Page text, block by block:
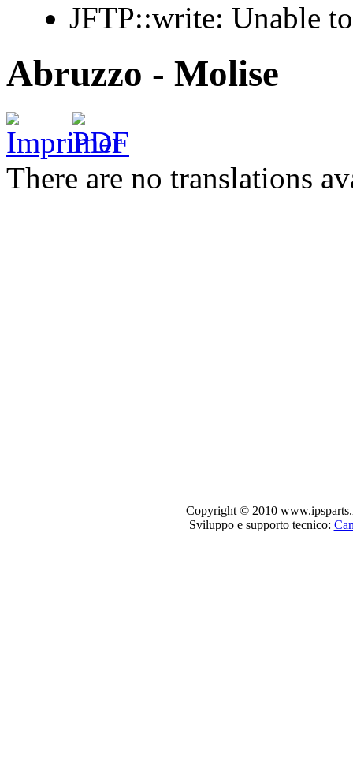
JFTP::write: Unable
Abruzzo - Molise
There are no translations
Copyright © 2010
Sviluppo e supporto tecnico: